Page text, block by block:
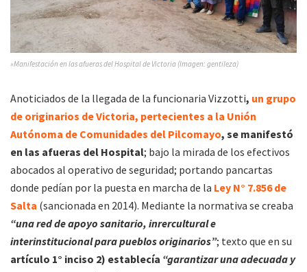
»Manifestación en las afueras del Hospital de Victoria (Imagen: gentileza)
Anoticiados de la llegada de la funcionaria Vizzotti, un grupo
de originarios de Victoria, pertecientes a la Unión
Autónoma de Comunidades del Pilcomayo, se manifestó
en las afueras del Hospital; bajo la mirada de los efectivos
abocados al operativo de seguridad; portando pancartas
donde pedían por la puesta en marcha de la Ley N° 7.856 de
Salta (sancionada en 2014). Mediante la normativa se creaba
“una red de apoyo sanitario, inrercultural e
interinstitucional para pueblos originarios”; texto que en su
artículo 1° inciso 2) establecía “garantizar una adecuada y